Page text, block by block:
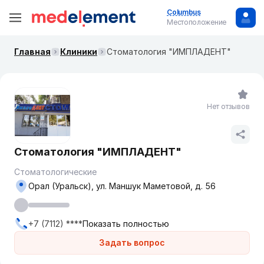
Columbus
Местоположение
Главная Клиники Стоматология "ИМПЛАДЕНТ"
Стоматология "ИМПЛАДЕНТ"
Стоматологические
Задать вопрос
Орал (Уральск), ул. Маншук Маметовой, д. 56
+7 (7112) ****Показать полностью
Нет отзывов